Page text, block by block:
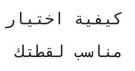
كيفية
مناسب لقطتك